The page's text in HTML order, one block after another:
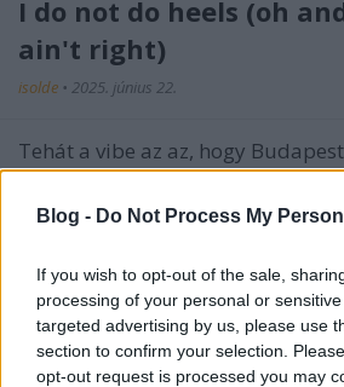
Blog - Do Not Process My
If you wish to opt-out of the sale,
processing of your personal or
targeted advertising by us, please use
section to confirm your selection.
opt-out request is processed you may
I do not do heels (oh
ain't right)
isolde • 2025. június 22.
Tehát a vibe az az, hogy
sötét, tizenegy körül, dobozos
lóbálok a kezemben és
a ...
Will you feel better,
will you feel anything
isolde•2025. június 08.